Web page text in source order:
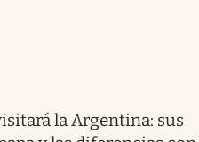
la Argentina: sus